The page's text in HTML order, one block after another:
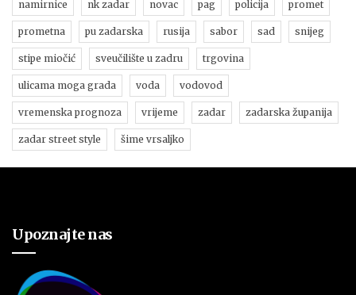
namirnice nk zadar novac pag policija promet
prometna pu zadarska rusija sabor sad snijeg
stipe miočić sveučilište u zadru trgovina
ulicama moga grada voda vodovod
vremenska prognoza vrijeme zadar zadarska županija
zadar street style šime vrsaljko
Upoznajte nas